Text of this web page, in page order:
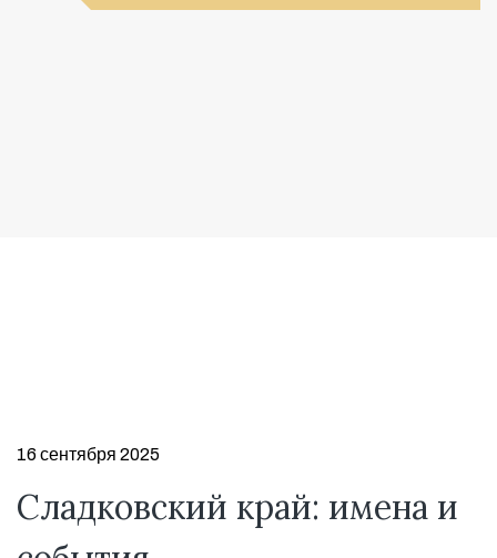
16 сентября 2025
Сладковский край: имена и